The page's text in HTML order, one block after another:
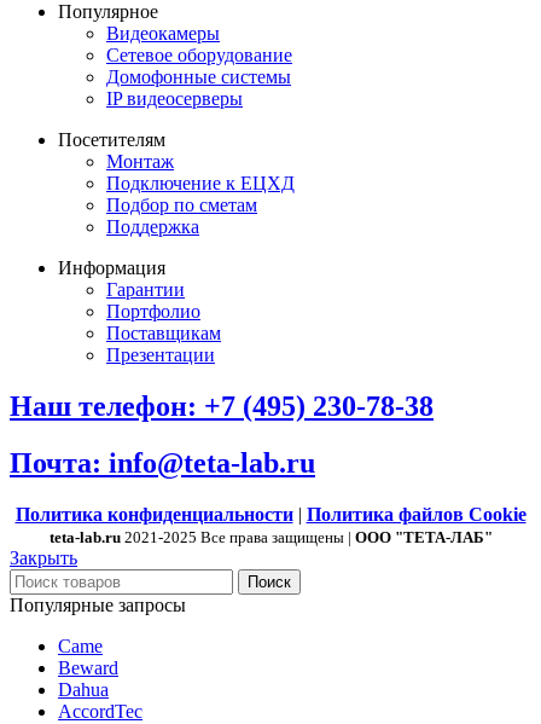
Популярное
Видеокамеры
Сетевое оборудование
Домофонные системы
IP видеосерверы
Посетителям
Монтаж
Подключение к ЕЦХД
Подбор по сметам
Поддержка
Информация
Гарантии
Портфолио
Поставщикам
Презентации
Наш телефон: +7 (495) 230-78-38
Почта: info@teta-lab.ru
Политика конфиденциальности| Политика файлов Cookie
teta-lab.ru 2021-2025 Все права защищены | ООО "ТЕТА-ЛАБ"
Закрыть
Поиск
Популярные запросы
Came
Beward
Dahua
AccordTec